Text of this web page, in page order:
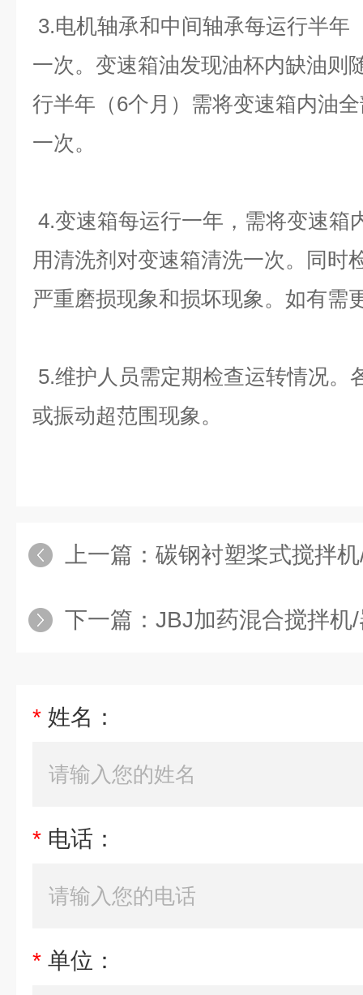
3.电机轴承和中间轴承每运行半年
一次。变速箱油发现油杯内缺油则
行半年（6个月）需将变速箱内油
一次。
4.变速箱每运行一年，需将变速箱
用清洗剂对变速箱清洗一次。同时
严重磨损现象和损坏现象。如有
5.维护人员需定期检查运转情况。
或振动超范围现象。
上一篇： 碳钢衬塑桨式搅拌
下一篇： JBJ加药混合搅拌机
* 姓名：
* 电话：
* 单位：